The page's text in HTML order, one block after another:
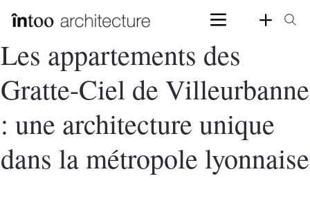
Les appartements des
Gratte-Ciel de Villeurbanne
: une architecture unique
dans la métropole lyonnaise